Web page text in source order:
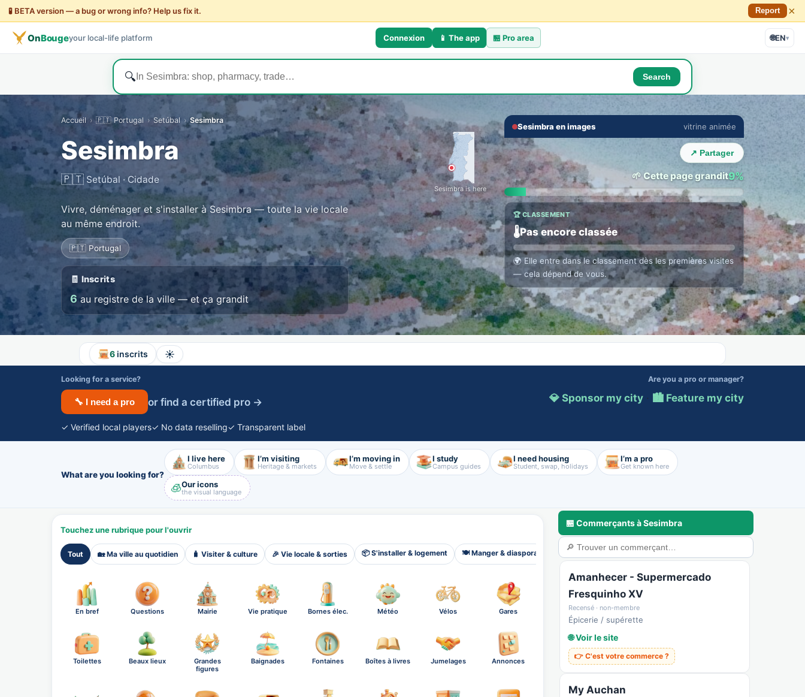
🧪 BETA version — a bug or wrong info? Help us fix it. Report ×
OnBougeyour local-life platform Connexion 📱 The app 🏪Pro area 🌐EN▾
🔍 Search
Accueil › 🇵🇹 Portugal › Setúbal › Sesimbra
Sesimbra
🇵🇹 Setúbal · Cidade
Sesimbra is here
Vivre, déménager et s'installer à Sesimbra — toute la vie locale
au même endroit.
🇵🇹 Portugal
🧾 Inscrits
6 au registre de la ville — et ça grandit
Sesimbra en images vitrine animée
💬 THE TOWN LOUNGE
Talk with Sesimbra locals
Everyone in their language · auto translation →
‹ ›
🔇 ⛶
↗ Partager
🌱 Cette page grandit9%
🏆 CLASSEMENT
🌡️Pas encore classée
🌍 Elle entre dans le classement dès les premières visites
— cela dépend de vous.
6inscrits ☀️
Looking for a service?
🔧 I need a pro or find a certified pro →
Are you a pro or manager?
💎 Sponsor my city · 🏙️ Feature my city
✓ Verified local players✓ No data reselling✓ Transparent label
What are you looking for?
I live here
Columbus
I’m visiting
Heritage & markets
I’m moving in
Move & settle
I study
Campus guides
I need housing
Student, swap, holidays
I’m a pro
Get known here
🧊Our icons
the visual language
Touchez une rubrique pour l'ouvrir
Tout 🏡 Ma ville au quotidien 🧳 Visiter & culture 🎉 Vie locale & sorties 📦 S'installer & logement 🍽️ Manger & diaspora 💼 Pros & nous rejoindre 🛟 Sécurité & confiance 🃏 Cartes &
En bref Questions Mairie Vie pratique Bornes élec. Météo Vélos Gares
Toilettes Beaux lieux
Grandes
figures
Baignades Fontaines Boîtes à livres Jumelages Annonces
🏪 Commerçants à Sesimbra
Amanhecer - Supermercado
Fresquinho XV
Recensé · non-membre
Épicerie / supérette
🌐 Voir le site
👉 C'est votre commerce ?
My Auchan